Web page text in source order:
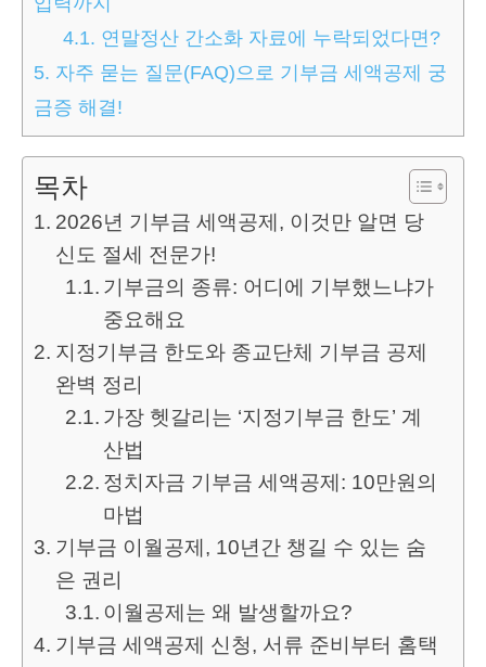
4.1. 연말정산 간소화 자료에 누락되었다면?
5. 자주 묻는 질문(FAQ)으로 기부금 세액공제 궁
금증 해결!
목차
2026년 기부금 세액공제, 이것만 알면 당
신도 절세 전문가!
기부금의 종류: 어디에 기부했느냐가
중요해요
지정기부금 한도와 종교단체 기부금 공제
완벽 정리
가장 헷갈리는 ‘지정기부금 한도’ 계
산법
정치자금 기부금 세액공제: 10만원의
마법
기부금 이월공제, 10년간 챙길 수 있는 숨
은 권리
이월공제는 왜 발생할까요?
기부금 세액공제 신청, 서류 준비부터 홈택